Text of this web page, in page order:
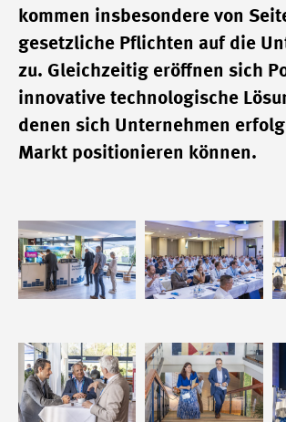
kommen insbesondere von
gesetzliche Pflichten auf die
zu. Gleichzeitig eröffnen sich
innovative technologische
denen sich Unternehmen
Markt positionieren können.